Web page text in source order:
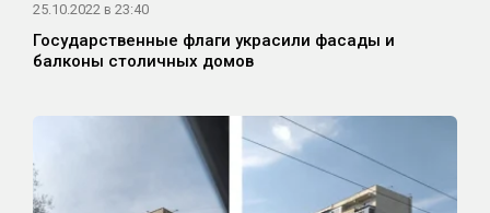
25.10.2022 в 23:40
Государственные флаги украсили фасады и
балконы столичных домов